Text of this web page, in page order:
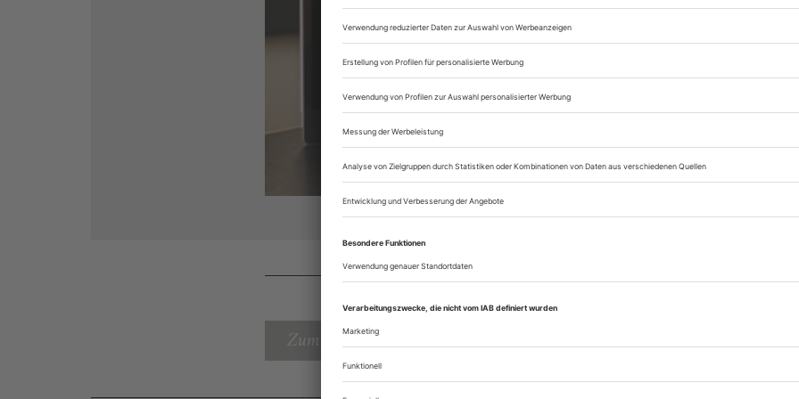
Zugang zum
Opernwelt
Sie können alle Vorteile
sofort nutzen
Digital-Abo testen
Zum Inhaltsverzeichnis